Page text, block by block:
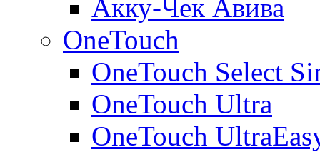
Акку-Чек Авива
OneTouch
OneTouch Select
OneTouch Ultra
OneTouch